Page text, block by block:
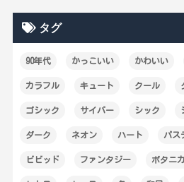
タグ
90年代 かっこいい かわいい
カラフル キュート クール
ゴシック サイバー シック
ダーク ネオン ハート パス
ビビッド ファンタジー ボタニ